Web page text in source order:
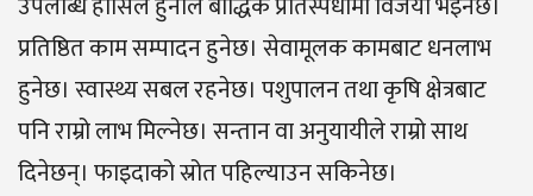
प्रतिष्ठित काम सम्पादन हुनेछ। सेवामूलक कामबाट धनलाभ
हुनेछ। स्वास्थ्य सबल रहनेछ। पशुपालन तथा कृषि क्षेत्रबाट
पनि राम्रो लाभ मिल्नेछ। सन्तान वा अनुयायीले राम्रो साथ
दिनेछन्। फाइदाको स्रोत पहिल्याउन सकिनेछ।